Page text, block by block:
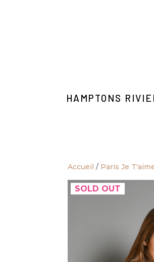
HAMPTONS
Accueil / Paris Je
SOLD OUT